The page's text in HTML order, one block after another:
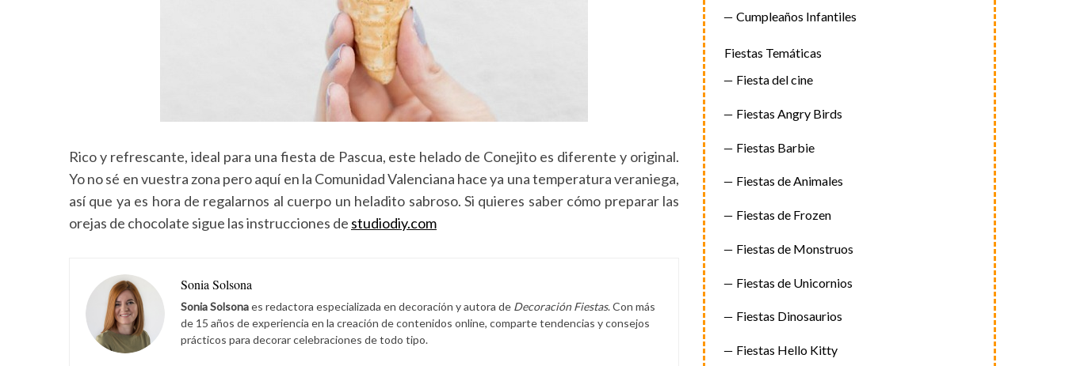
Rico y refrescante, ideal para una fiesta de Pascua, este helado de Conejito es diferente y original.
Yo no sé en vuestra zona pero aquí en la Comunidad Valenciana hace ya una temperatura veraniega,
así que ya es hora de regalarnos al cuerpo un heladito sabroso. Si quieres saber cómo preparar las
orejas de chocolate sigue las instrucciones de studiodiy.com
Sonia Solsona
Sonia Solsonaes redactora especializada en decoración y autora de Decoración Fiestas. Con más
de 15 años de experiencia en la creación de contenidos online, comparte tendencias y consejos
prácticos para decorar celebraciones de todo tipo.
Cumpleaños Infantiles
Fiestas Temáticas
Fiesta del cine
Fiestas Angry Birds
Fiestas Barbie
Fiestas de Animales
Fiestas de Frozen
Fiestas de Monstruos
Fiestas de Unicornios
Fiestas Dinosaurios
Fiestas Hello Kitty